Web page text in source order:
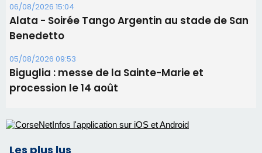
06/08/2026 15:04
Alata - Soirée Tango Argentin au stade de San
Benedetto
05/08/2026 09:53
Biguglia : messe de la Sainte-Marie et
procession le 14 août
Les plus lus